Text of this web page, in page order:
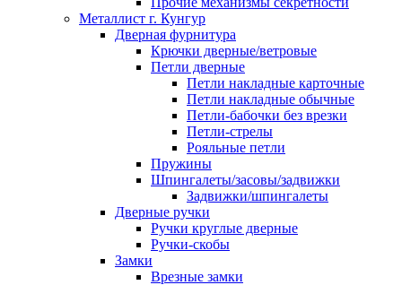
Металлист г. Кунгур
Дверная фурнитура
Крючки дверные/ветровые
Петли дверные
Петли накладные карточные
Петли накладные обычные
Петли-бабочки без врезки
Петли-стрелы
Рояльные петли
Пружины
Шпингалеты/засовы/задвижки
Задвижки/шпингалеты
Дверные ручки
Ручки круглые дверные
Ручки-скобы
Замки
Врезные замки